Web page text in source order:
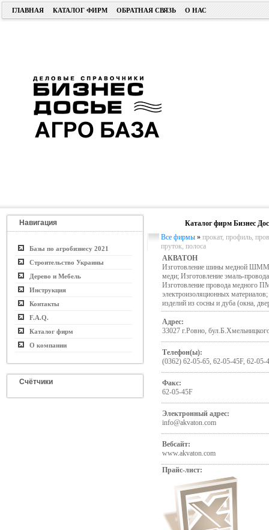
ГЛАВНАЯ КАТАЛОГ ФИРМ ОБРАТНАЯ СВЯЗЬ О НАС
Навигация
Базы по агробизнесу 2021
Строительство Украины
Дерево и Мебель
Инструкция
Контакты
F.A.Q.
Каталог фирм
О компании
Счётчики
Каталог фирм Бизнес
Все фирмы » прокат, профиль,
пруток, полоса
АКВАТОН
Изготовление шины медной
меди; Изготовление эмаль-
Изготовление провода
электроизоляционных
изделий из сосны и дуба (окна,
Адрес:
33027 г.Ровно,
Телефон(ы):
(0362) 62-05-65, 62-05-45F, 62-05-
Факс:
62-05-45F
Электронный адрес:
info@akvaton.com
Вебсайт:
www.akvaton.com
Прайс-лист: